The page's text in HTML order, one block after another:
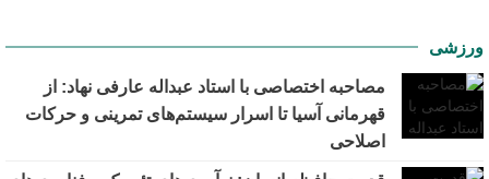
ورزشی
مصاحبه اختصاصی با استاد عبداله عارفی نهاد: از
قهرمانی آسیا تا اسرار سیستم‌های تمرینی و حرکات
اصلاحی